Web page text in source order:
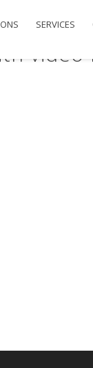
SERVICES
video